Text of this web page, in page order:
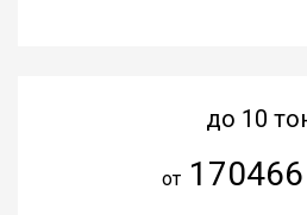
до 10
от170466